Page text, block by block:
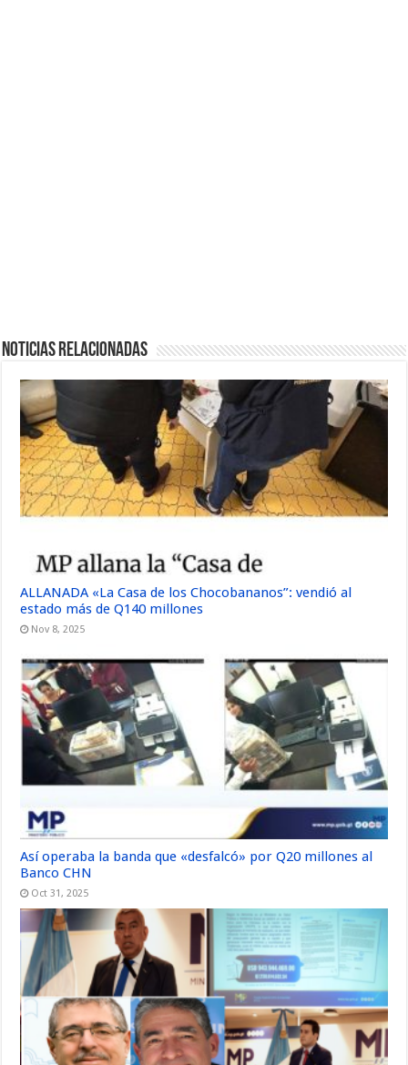
Noticias Relacionadas
ALLANADA «La Casa de los Chocobananos”: vendió al
estado más de Q140 millones
Nov 8, 2025
Así operaba la banda que «desfalcó» por Q20 millones al
Banco CHN
Oct 31, 2025